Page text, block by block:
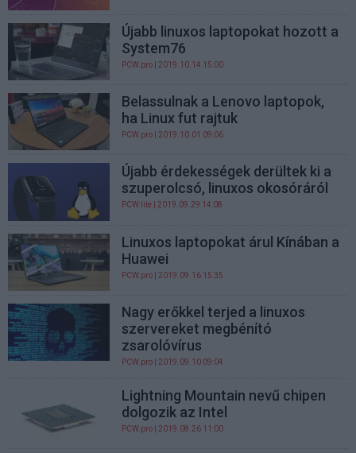
Újabb linuxos laptopokat hozott a
System76
PCW.pro | 2019.10.14 15:00
Belassulnak a Lenovo laptopok,
ha Linux fut rajtuk
PCW.pro | 2019.10.01 09:06
Újabb érdekességek derültek ki a
szuperolcsó, linuxos okosóráról
PCW.lite | 2019.09.29 14:08
Linuxos laptopokat árul Kínában a
Huawei
PCW.pro | 2019.09.16 15:35
Nagy erőkkel terjed a linuxos
szervereket megbénító
zsarolóvírus
PCW.pro | 2019.09.10 09:04
Lightning Mountain nevű chipen
dolgozik az Intel
PCW.pro | 2019.08.26 11:00